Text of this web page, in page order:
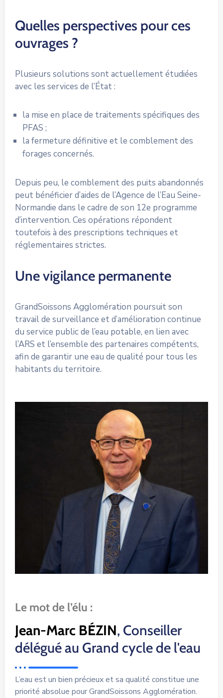
Quelles perspectives pour ces
ouvrages ?
Plusieurs solutions sont actuellement étudiées
avec les services de l’État :
la mise en place de traitements spécifiques des
PFAS ;
la fermeture définitive et le comblement des
forages concernés.
Depuis peu, le comblement des puits abandonnés
peut bénéficier d’aides de l’Agence de l’Eau Seine-
Normandie dans le cadre de son 12e programme
d’intervention. Ces opérations répondent
toutefois à des prescriptions techniques et
réglementaires strictes.
Une vigilance permanente
GrandSoissons Agglomération poursuit son
travail de surveillance et d’amélioration continue
du service public de l’eau potable, en lien avec
l’ARS et l’ensemble des partenaires compétents,
afin de garantir une eau de qualité pour tous les
habitants du territoire.
Le mot de l’élu :
Jean-Marc BÉZIN, Conseiller
délégué au Grand cycle de l'eau
L’eau est un bien précieux et sa qualité constitue une
priorité absolue pour GrandSoissons Agglomération.